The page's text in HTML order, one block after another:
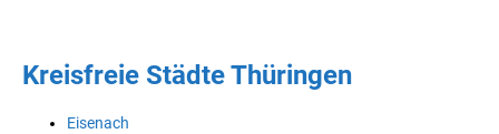
Kreisfreie Städte Thüringen
Eisenach